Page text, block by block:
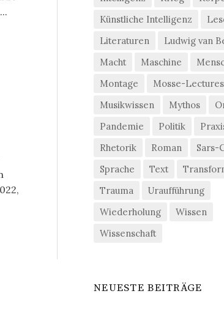
Künstliche Intelligenz
Literaturen
Ludwig van
Macht
Maschine
Montage
Mosse-Lectures
Musikwissen
Mythos
Pandemie
Politik
Rhetorik
Roman
Sars-
Sprache
Text
Trauma
Uraufführung
Wiederholung
Wissen
Wissenschaft
NEUESTE BEITRÄGE